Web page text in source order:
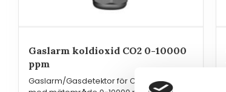
Gaslarm koldioxid CO2 0-10000
ppm
Gaslarm/Gasdetektor för CO2 (koldioxid)